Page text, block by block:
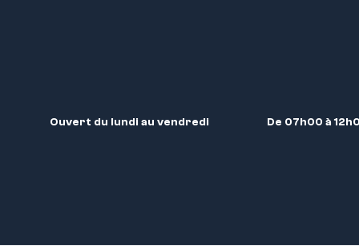
Ouvert du lundi au vendredi De 07h00 à